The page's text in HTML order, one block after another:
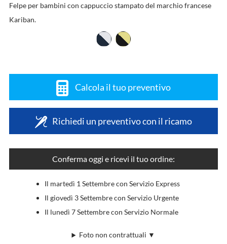
Felpe per bambini con cappuccio stampato del marchio francese
Kariban.
Calcola il tuo preventivo
Richiedi un preventivo con il ricamo
Conferma oggi e ricevi il tuo ordine:
Il martedì 1 Settembre con Servizio Express
Il giovedì 3 Settembre con Servizio Urgente
Il lunedì 7 Settembre con Servizio Normale
Foto non contrattuali ▼